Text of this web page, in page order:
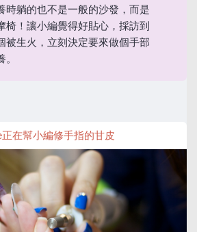
時躺的也不是一般的沙發，而是
椅！讓小編覺得好貼心，採訪到
被生火，立刻決定要來做個手部
。
正在幫小編修手指的甘皮